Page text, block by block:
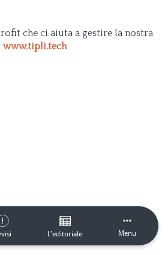
che ci aiuta a gestire la nostra
www.tipli.tech
L'editoriale Menu